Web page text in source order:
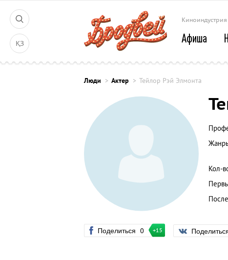
ҚЗ
Киноиндустрия
Афиша
Люди Актер Тейлор Рэй Элмонта
Кол-
Поделиться 0 +15